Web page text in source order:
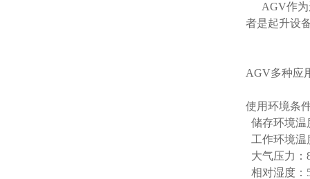
AGV作为
者是起升设
AGV多种应
使用环境条
储存环境
工作环境
大气压力：
相对湿度：